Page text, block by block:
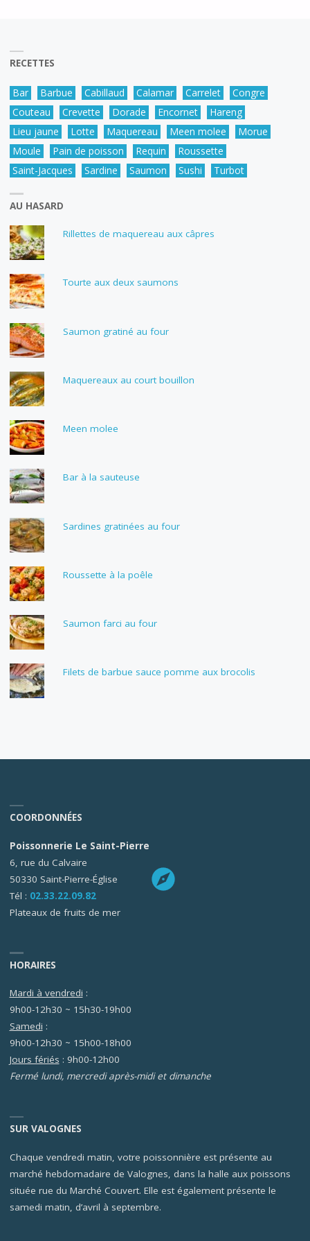
RECETTES
Bar Barbue Cabillaud Calamar Carrelet
Congre
Couteau
Crevette Dorade Encornet
Hareng
Lieu jaune
Lotte Maquereau Meen molee
Morue
Moule
Pain de poisson Requin
Roussette
Saint-Jacques
Sardine Saumon Sushi Turbot
AU HASARD
Rillettes de maquereau aux câpres
Tourte aux deux saumons
Saumon gratiné au four
Maquereaux au court bouillon
Meen molee
Bar à la sauteuse
Sardines gratinées au four
Roussette à la poêle
Saumon farci au four
Filets de barbue sauce pomme aux brocolis
COORDONNÉES
Poissonnerie Le Saint-Pierre
6, rue du Calvaire
50330 Saint-Pierre-Église
Tél : 02.33.22.09.82
Plateaux de fruits de mer
HORAIRES
Mardi à vendredi :
9h00-12h30 ~ 15h30-19h00
Samedi :
9h00-12h30 ~ 15h00-18h00
Jours fériés : 9h00-12h00
Fermé lundi, mercredi après-midi et dimanche
SUR VALOGNES
Chaque vendredi matin, votre poissonnière est présente au
marché hebdomadaire de Valognes, dans la halle aux poissons
située rue du Marché Couvert. Elle est également présente le
samedi matin, d’avril à septembre.